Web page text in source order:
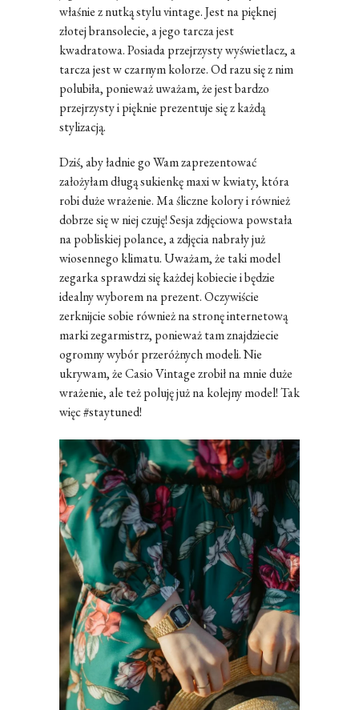
właśnie z nutką stylu vintage. Jest na pięknej
złotej bransolecie, a jego tarcza jest
kwadratowa. Posiada przejrzysty wyświetlacz, a
tarcza jest w czarnym kolorze. Od razu się z nim
polubiła, ponieważ uważam, że jest bardzo
przejrzysty i pięknie prezentuje się z każdą
stylizacją.
Dziś, aby ładnie go Wam zaprezentować
założyłam długą sukienkę maxi w kwiaty, która
robi duże wrażenie. Ma śliczne kolory i również
dobrze się w niej czuję! Sesja zdjęciowa powstała
na pobliskiej polance, a zdjęcia nabrały już
wiosennego klimatu. Uważam, że taki model
zegarka sprawdzi się każdej kobiecie i będzie
idealny wyborem na prezent. Oczywiście
zerknijcie sobie również na stronę internetową
marki zegarmistrz, ponieważ tam znajdziecie
ogromny wybór przeróżnych modeli. Nie
ukrywam, że Casio Vintage zrobił na mnie duże
wrażenie, ale też poluję już na kolejny model! Tak
więc #staytuned!